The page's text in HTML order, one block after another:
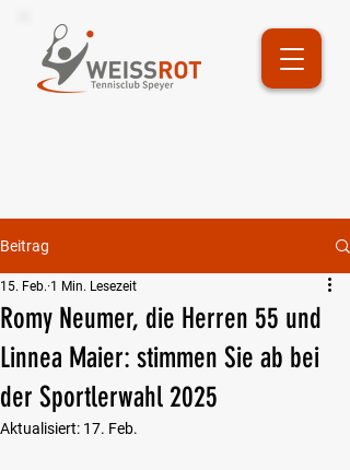
Beitrag
Romy Neumer, die Herren 55 und
Linnea Maier: stimmen Sie ab bei
der Sportlerwahl 2025
15. Feb. 1 Min. Lesezeit
Aktualisiert: 17. Feb.